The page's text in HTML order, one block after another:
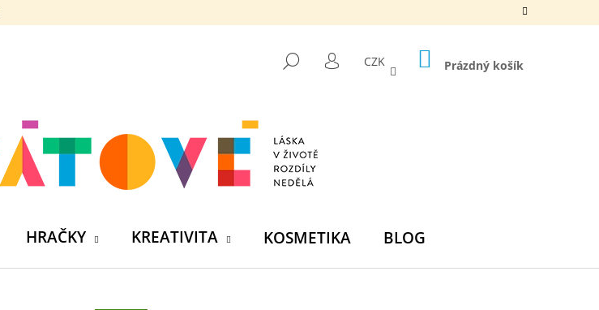
HLEDAT
PŘIHLÁŠENÍ
CZK NÁKUPNÍ
KOŠÍK
Prázdný košík
HRAČKY KREATIVITA KOSMETIKA BLOG
HLEDAT